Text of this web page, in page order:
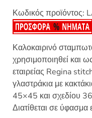
Κωδικός προϊόντος:
Καλοκαιρινό
χρησιμοποιηθεί και
εταιρείας Regina
γλαστράκια με
45×45 και σχεδίου
Διατίθεται σε